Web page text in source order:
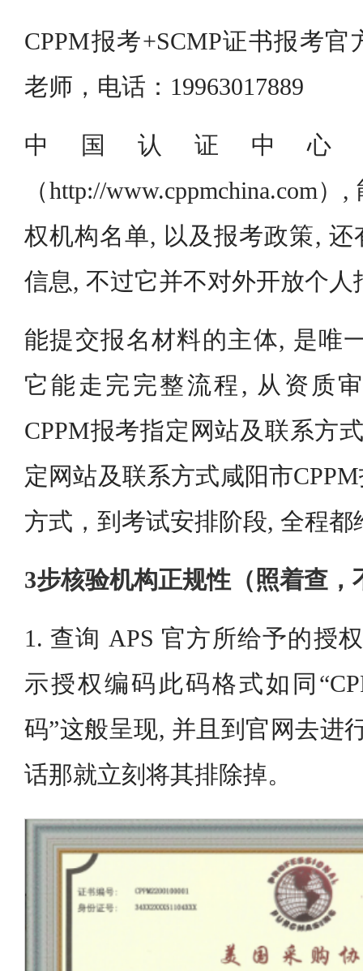
CPPM报考+SCMP证书报考
老师，电话：19963017889
中国认证中心
（http://www.cppmchina.com
权机构名单, 以及报考政策,
信息, 不过它并不对外开放个人
能提交报名材料的主体, 是唯
它能走完完整流程, 从资质
CPPM报考指定网站及联系方
定网站及联系方式咸阳市
方式，到考试安排阶段, 全程都
3步核验机构正规性（照着查，
1. 查询 APS 官方所给予的授
示授权编码此码格式如同
码”这般呈现, 并且到官网去进
话那就立刻将其排除掉。